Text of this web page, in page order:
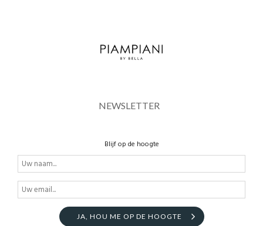
NEWSLETTER
Blijf op de hoogte
JA, HOU ME OP DE HOOGTE